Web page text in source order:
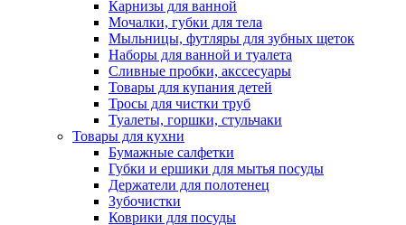
Карнизы для ванной
Мочалки, губки для тела
Мыльницы, футляры для зубных щеток
Наборы для ванной и туалета
Сливные пробки, акссесуары
Товары для купания детей
Тросы для чистки труб
Туалеты, горшки, стульчаки
Товары для кухни
Бумажные салфетки
Губки и ершики для мытья посуды
Держатели для полотенец
Зубочистки
Коврики для посуды